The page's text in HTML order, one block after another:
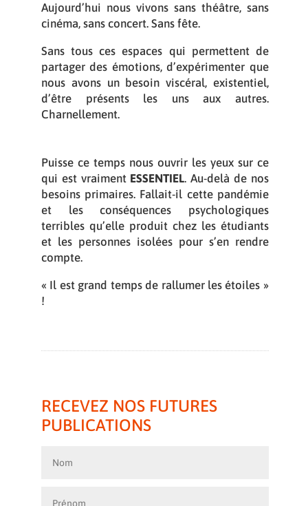
Aujourd’hui nous vivons sans théâtre, sans
cinéma, sans concert. Sans fête.
Sans tous ces espaces qui permettent de
partager des émotions, d’expérimenter que
nous avons un besoin viscéral, existentiel,
d’être présents les uns aux autres.
Charnellement.
Puisse ce temps nous ouvrir les yeux sur ce
qui est vraiment ESSENTIEL. Au-delà de nos
besoins primaires. Fallait-il cette pandémie
et les conséquences psychologiques
terribles qu’elle produit chez les étudiants
et les personnes isolées pour s’en rendre
compte.
« Il est grand temps de rallumer les étoiles »
!
RECEVEZ NOS FUTURES
PUBLICATIONS